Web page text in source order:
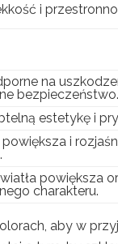
i
na
bezpieczeństwo.
estetykę i
i
powiększa
charakteru.
aby w